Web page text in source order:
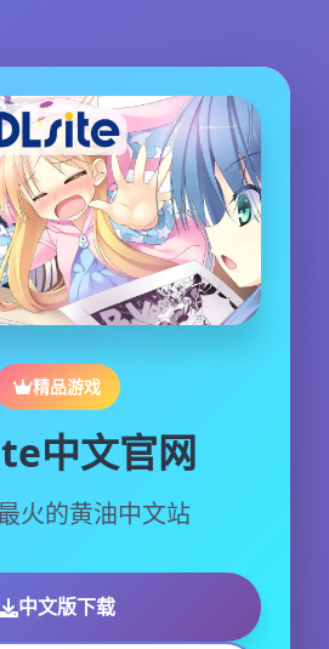
精品游戏
中文官网
火的黄油中文站
中文版下载